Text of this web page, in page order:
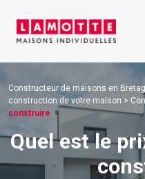
Constructeur de maisons en
construction de votre maison >
construire
Quel est le